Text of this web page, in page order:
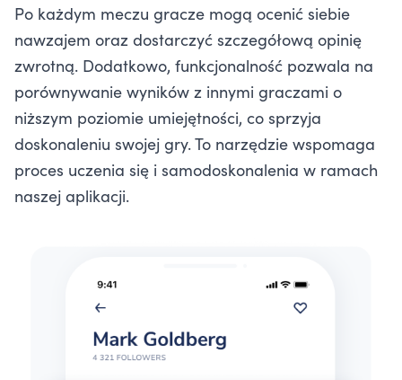
Po każdym meczu gracze mogą ocenić siebie
nawzajem oraz dostarczyć szczegółową opinię
zwrotną. Dodatkowo, funkcjonalność pozwala na
porównywanie wyników z innymi graczami o
niższym poziomie umiejętności, co sprzyja
doskonaleniu swojej gry. To narzędzie wspomaga
proces uczenia się i samodoskonalenia w ramach
naszej aplikacji.